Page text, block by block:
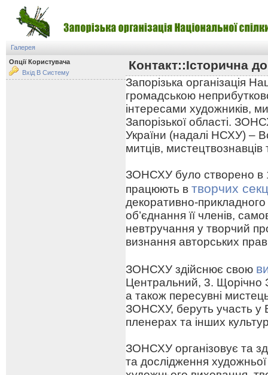
Галерея
Опції Користувача
Вхід В Систему
Контакт::Історична
Запорізька організація
громадською
інтересами художників,
Запорізької області.
України (надалі НСХУ) –
митців,
ЗОНСХУ було створено в
працюють в творчих
декоративно-
об’єднання її членів,
невтручання у творчий
визнання авторських
ЗОНСХУ здійснює свою
Центральний, 3. Щорічно
а також пересувні
ЗОНСХУ, беруть участь у
пленерах та інших
ЗОНСХУ організовує та
та дослідження